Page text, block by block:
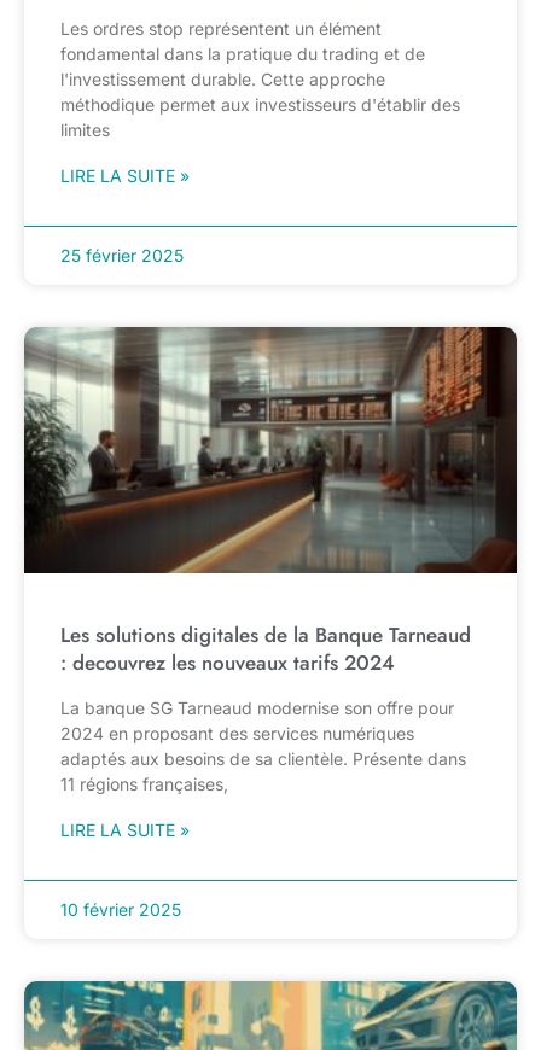
Les ordres stop représentent un élément
fondamental dans la pratique du trading et de
l'investissement durable. Cette approche
méthodique permet aux investisseurs d'établir des
limites
LIRE LA SUITE »
25 février 2025
Les solutions digitales de la Banque Tarneaud
: decouvrez les nouveaux tarifs 2024
La banque SG Tarneaud modernise son offre pour
2024 en proposant des services numériques
adaptés aux besoins de sa clientèle. Présente dans
11 régions françaises,
LIRE LA SUITE »
10 février 2025